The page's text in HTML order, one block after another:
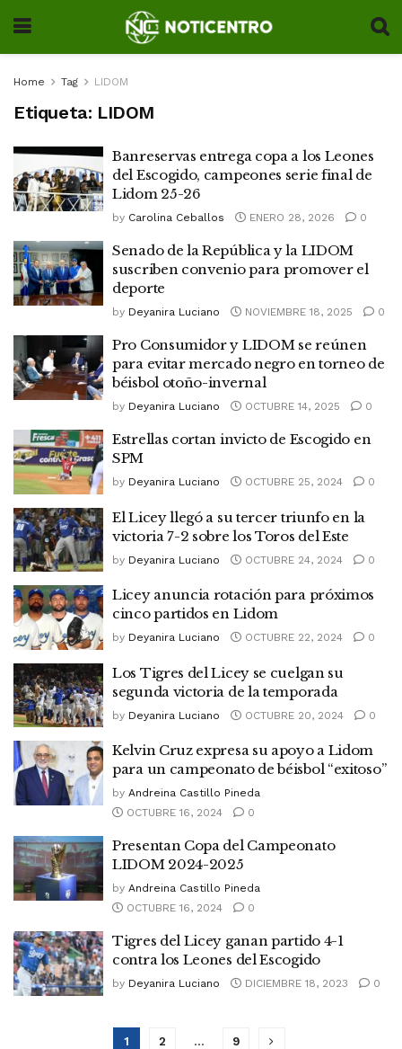
Home Tag LIDOM
Etiqueta: LIDOM
Banreservas entrega copa a los Leones
del Escogido, campeones serie final de
Lidom 25-26
by Carolina Ceballos ENERO 28, 2026 0
Senado de la República y la LIDOM
suscriben convenio para promover el
deporte
by Deyanira Luciano NOVIEMBRE 18, 2025 0
Pro Consumidor y LIDOM se reúnen
para evitar mercado negro en torneo de
béisbol otoño-invernal
by Deyanira Luciano OCTUBRE 14, 2025 0
Estrellas cortan invicto de Escogido en
SPM
by Deyanira Luciano OCTUBRE 25, 2024 0
El Licey llegó a su tercer triunfo en la
victoria 7-2 sobre los Toros del Este
by Deyanira Luciano OCTUBRE 24, 2024 0
Licey anuncia rotación para próximos
cinco partidos en Lidom
by Deyanira Luciano OCTUBRE 22, 2024 0
Los Tigres del Licey se cuelgan su
segunda victoria de la temporada
by Deyanira Luciano OCTUBRE 20, 2024 0
Kelvin Cruz expresa su apoyo a Lidom
para un campeonato de béisbol “exitoso”
by Andreina Castillo Pineda
OCTUBRE 16, 2024
0
Presentan Copa del Campeonato
LIDOM 2024-2025
by Andreina Castillo Pineda
OCTUBRE 16, 2024
0
Tigres del Licey ganan partido 4-1
contra los Leones del Escogido
by Deyanira Luciano DICIEMBRE 18, 2023 0
1 2 … 9